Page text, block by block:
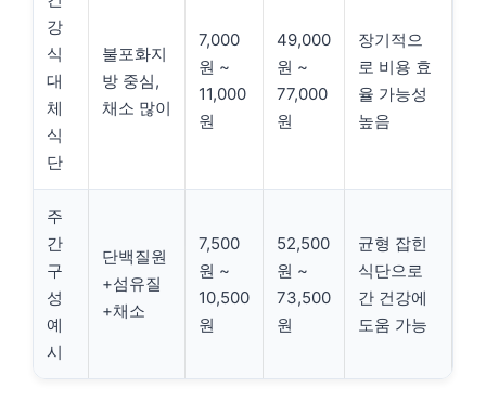
강
식
대
체
식
단
불포화지
방 중심,
채소 많이
7,000
원 ~
11,000
원
49,000
원 ~
77,000
원
장기적으
로 비용 효
율 가능성
높음
주
간
구
성
예
시
단백질원
+섬유질
+채소
7,500
원 ~
10,500
원
52,500
원 ~
73,500
원
균형 잡힌
식단으로
간 건강에
도움 가능